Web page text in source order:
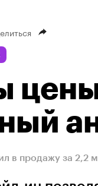
в продажу за 2,2